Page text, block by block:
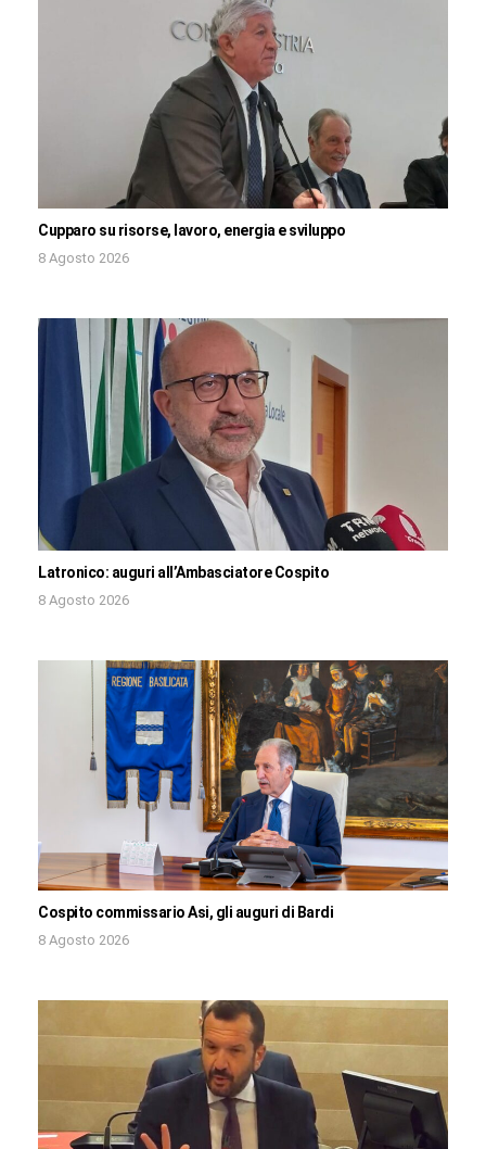
Cupparo su risorse, lavoro, energia e sviluppo
8 Agosto 2026
Latronico: auguri all’Ambasciatore Cospito
8 Agosto 2026
Cospito commissario Asi, gli auguri di Bardi
8 Agosto 2026